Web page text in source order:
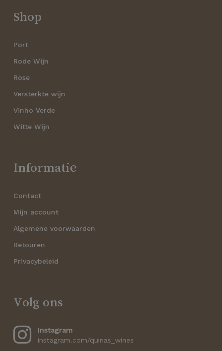
Shop
Port
Rode Wijn
Rose
Versterkte wijn
Vinho Verde
Witte Wijn
Informatie
Contact
Mijn account
Algemene voorwaarden
Retouren
Privacybeleid
Volg ons
Instagram
instagram.com/quinas_wines